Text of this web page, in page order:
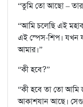
“তুমি তো আছো –
“আমি চলেছি এই
এই স্পেস-শিপ। যখন
আমার।”
“কী হবে?”
“কী হবে তা তো
আকাশযান আছে।